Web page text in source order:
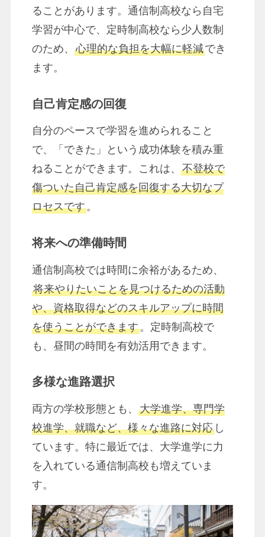
ることがあります。通信制高校なら自宅
学習が中心で、定時制高校なら少人数制
のため、 心理的な負担を大幅に軽減でき
ます。
自己肯定感の回復
自分のペースで学習を進められること
で、「できた」という成功体験を積み重
ねることができます。これは、 不登校で
傷ついた自己肯定感を回復する大切なプ
ロセスです。
将来への準備時間
通信制高校では時間に余裕があるため、
将来やりたいことを見つけるための活動
や、資格取得などのスキルアップに時間
を使うことができます。定時制高校で
も、昼間の時間を有効活用できます。
多様な進路選択
両方の学校形態とも、 大学進学、専門学
校進学、就職など、様々な進路に対応し
ています。特に最近では、大学進学に力
を入れている通信制高校も増えていま
す。